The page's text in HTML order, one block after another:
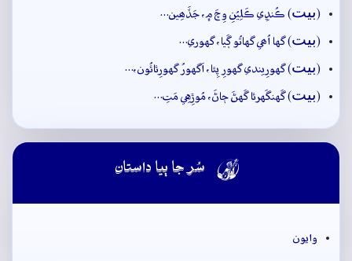
(بيت) ڪُنڍِي ڪَلِيُنِ وِچَ ۾، جَڏَھِين…
(بيت) گها اُھي گهاتُو ڳَيا، گهوري…
(بيت) گهورِيندي گهورِ پِئا، اَگهورُ گهورِئائُون،…
(بيت) گَهنگَهرئا گَهڻَ ڄاڻَ، مُوڙِهِي مَتِ…
 سُر جا ٻيا داستان
وايون